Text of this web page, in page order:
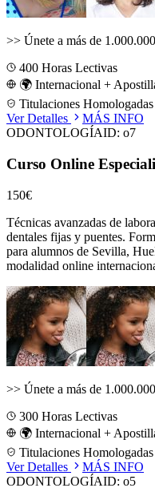
>> Únete a más de
400 Horas Lectivas
🌍 Internacional +
Titulaciones Homologadas
Ver Detalles
MÁS INFO
ODONTOLOGÍAID: o7
Curso Online
150€
Técnicas avanzadas de
dentales fijas y puentes.
para alumnos de Sevilla,
modalidad online
>> Únete a más de
300 Horas Lectivas
🌍 Internacional +
Titulaciones Homologadas
Ver Detalles
MÁS INFO
ODONTOLOGÍAID: o5